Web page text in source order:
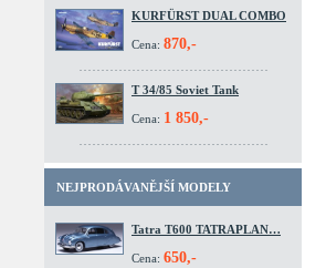
KURFÜRST DUAL COMBO
Cena: 870,-
T 34/85 Soviet Tank
Cena: 1 850,-
NEJPRODÁVANĚJŠÍ MODELY
Tatra T600 TATRAPLAN…
Cena: 650,-